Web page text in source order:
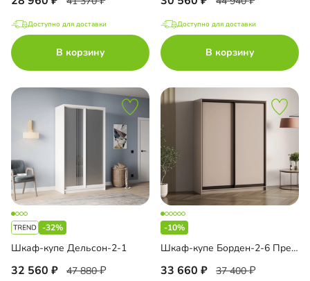
Доступно для доставки
В корзину
Доступно для доставки
В корзину
-32%
Шкаф-купе Дельсон-2-1
32 560 47 880
-10%
Шкаф-купе Борден-2-6 Премиум
33 660 37 400